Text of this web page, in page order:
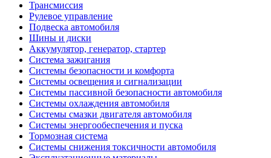
Трансмиссия
Рулевое управление
Подвеска автомобиля
Шины и диски
Аккумулятор, генератор, стартер
Система зажигания
Системы безопасности и комфорта
Системы освещения и сигнализации
Системы пассивной безопасности автомобиля
Системы охлаждения автомобиля
Системы смазки двигателя автомобиля
Системы энергообеспечения и пуска
Тормозная система
Системы снижения токсичности автомобиля